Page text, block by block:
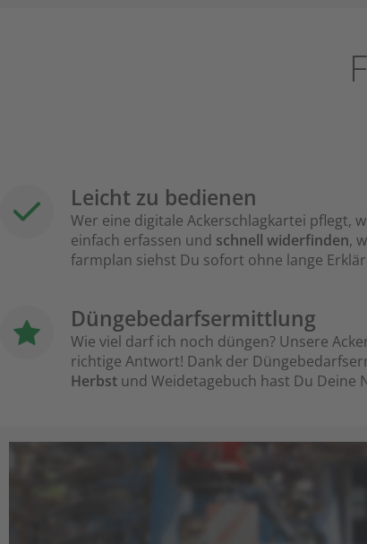
Leicht zu bedienen
Wer eine digitale Ackerschlagkartei pflegt,
einfach erfassen und schnell widerfinden,
farmplan siehst Du sofort ohne lange
Düngebedarfsermittlung
Wie viel darf ich noch düngen? Unsere
richtige Antwort! Dank der
Herbstund Weidetagebuch hast Du Deine